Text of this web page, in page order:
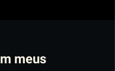
meus